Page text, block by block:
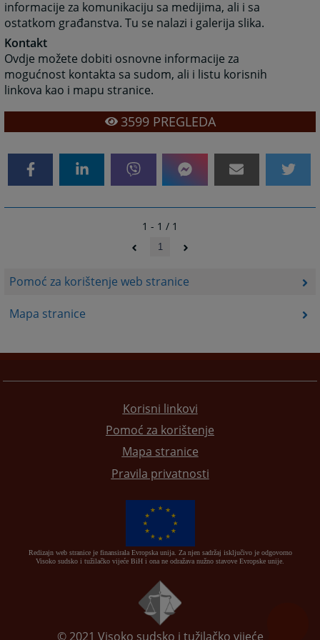
Pomoć za korištenje web stranice
Mapa stranice
informacije za komunikaciju sa medijima, ali i sa
ostatkom građanstva. Tu se nalazi i galerija slika.
Kontakt
Ovdje možete dobiti osnovne informacije za
mogućnost kontakta sa sudom, ali i listu korisnih
linkova kao i mapu stranice.
3599PREGLEDA
1 - 1 / 1
1
Korisni linkovi
Pomoć za korištenje
Mapa stranice
Pravila privatnosti
Redizajn web stranice je finansirala Evropska unija. Za njen sadržaj isključivo je odgovorno
Visoko sudsko i tužilačko vijeće BiH i ona ne odražava nužno stavove Evropske unije.
© 2021 Visoko sudsko i tužilačko vijeće